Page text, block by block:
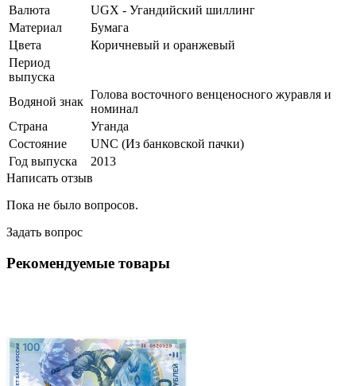
Валюта
UGX - Угандийский шиллинг
Материал
Бумага
Цвета
Коричневый и оранжевый
Период
выпуска
Водяной знак
Голова восточного венценосного журавля и
номинал
Страна
Уганда
Состояние
UNC (Из банковской пачки)
Год выпуска
2013
Написать отзыв
Пока не было вопросов.
Задать вопрос
Рекомендуемые товары